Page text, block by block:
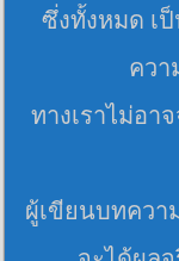
ซึ่งทั้งหมด เ
ควา
ทางเราไม่อา
ผู้เขียนบทควา